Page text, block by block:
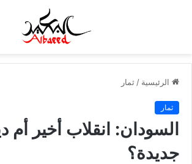
الرئيسية / ثمار
ثمار
السودان: انقلاب أخير أم
جديدة؟